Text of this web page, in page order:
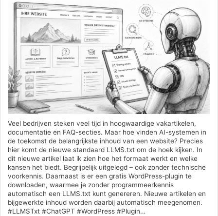
Veel bedrijven steken veel tijd in hoogwaardige vakartikelen,
documentatie en FAQ-secties. Maar hoe vinden AI-systemen in
de toekomst de belangrijkste inhoud van een website? Precies
hier komt de nieuwe standaard LLMS.txt om de hoek kijken. In
dit nieuwe artikel laat ik zien hoe het formaat werkt en welke
kansen het biedt. Begrijpelijk uitgelegd – ook zonder technische
voorkennis. Daarnaast is er een gratis WordPress-plugin te
downloaden, waarmee je zonder programmeerkennis
automatisch een LLMS.txt kunt genereren. Nieuwe artikelen en
bijgewerkte inhoud worden daarbij automatisch meegenomen.
#LLMSTxt #ChatGPT #WordPress #Plugin…